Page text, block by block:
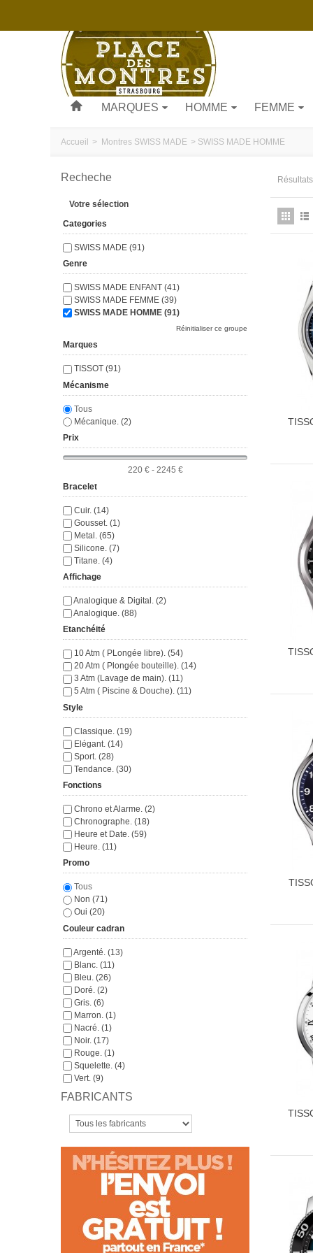
MARQUES HOMME FEMME
Accueil > Montres SWISS MADE > SWISS MADE HOMME
Recheche
Votre sélection
Categories
SWISS MADE (91)
Genre
SWISS MADE ENFANT (41)
SWISS MADE FEMME (39)
SWISS MADE HOMME (91)
Réinitialiser ce groupe
Marques
TISSOT (91)
Mécanisme
Tous
Mécanique. (2)
Prix
220 € - 2245 €
Bracelet
Cuir. (14)
Gousset. (1)
Metal. (65)
Silicone. (7)
Titane. (4)
Affichage
Analogique & Digital. (2)
Analogique. (88)
Etanchéité
10 Atm ( PLongée libre). (54)
20 Atm ( Plongée bouteille). (14)
3 Atm (Lavage de main). (11)
5 Atm ( Piscine & Douche). (11)
Style
Classique. (19)
Elégant. (14)
Sport. (28)
Tendance. (30)
Fonctions
Chrono et Alarme. (2)
Chronographe. (18)
Heure et Date. (59)
Heure. (11)
Promo
Tous
Non (71)
Oui (20)
Couleur cadran
Argenté. (13)
Blanc. (11)
Bleu. (26)
Doré. (2)
Gris. (6)
Marron. (1)
Nacré. (1)
Noir. (17)
Rouge. (1)
Squelette. (4)
Vert. (9)
FABRICANTS